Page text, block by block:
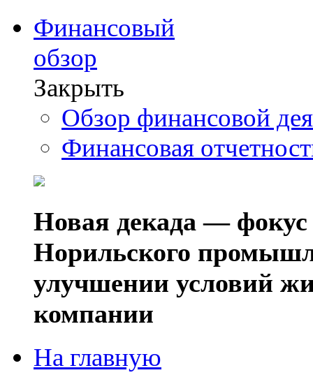
Финансовый
обзор
Закрыть
Обзор финансовой
Финансовая
Новая декада — фокус
Норильского
улучшении условий
компании
На главную